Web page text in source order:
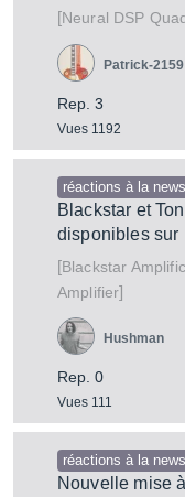
[Neural DSP
Rep. 3
Vues 1192
Patrick-2159
réactions à la news
Blackstar et
disponibles sur
[Blackstar
Amplifier]
Rep. 0
Vues 111
Hushman
réactions à la news
Nouvelle mise